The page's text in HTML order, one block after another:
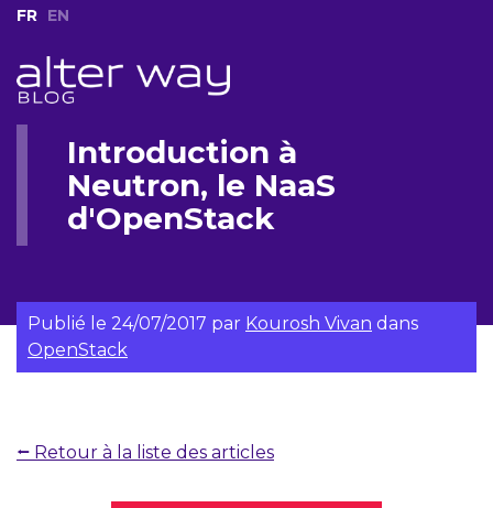
FR EN
Introduction à
Neutron, le NaaS
d'OpenStack
Publié le 24/07/2017 par Kourosh Vivan dans
OpenStack
⭠ Retour à la liste des articles